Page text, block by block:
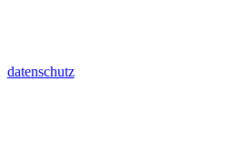
datenschutz